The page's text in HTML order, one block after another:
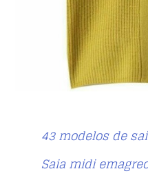
43 modelos de
Saia midi